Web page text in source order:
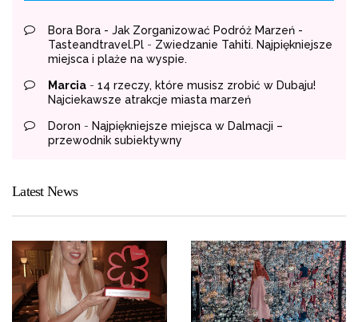
Bora Bora - Jak Zorganizować Podróż Marzeń -
Tasteandtravel.pl - Zwiedzanie Tahiti. Najpiękniejsze
miejsca i plaże na wyspie.
Marcia - 14 rzeczy, które musisz zrobić w Dubaju!
Najciekawsze atrakcje miasta marzeń
Doron - Najpiękniejsze miejsca w Dalmacji –
przewodnik subiektywny
Latest News